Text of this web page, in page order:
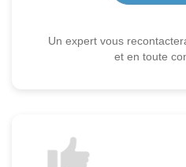
Un expert vous
et en toute